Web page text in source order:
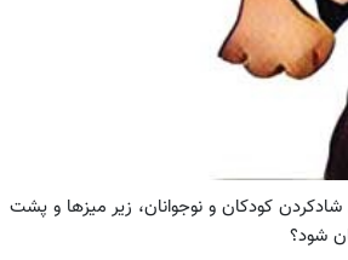
به اين مهرباني و خنداني كه بيش‌ از 30سال براي شادكردن كودكان و نوجوانان، زير ميزها و پشت
شود؟